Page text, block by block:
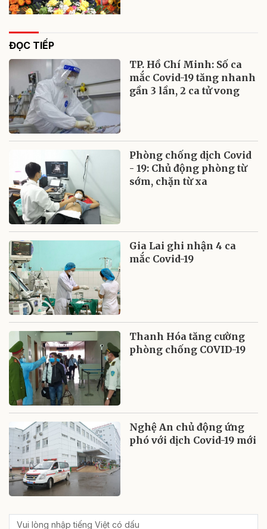
ĐỌC TIẾP
TP. Hồ Chí Minh: Số ca
mắc Covid-19 tăng nhanh
gần 3 lần, 2 ca tử vong
Phòng chống dịch Covid
- 19: Chủ động phòng từ
sớm, chặn từ xa
Gia Lai ghi nhận 4 ca
mắc Covid-19
Thanh Hóa tăng cường
phòng chống COVID-19
Nghệ An chủ động ứng
phó với dịch Covid-19 mới